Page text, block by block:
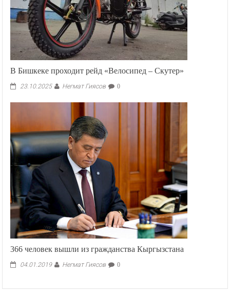
В Бишкеке проходит рейд «Велосипед – Скутер»
23.10.2025 Негмат Гиясов 0
366 человек вышли из гражданства Кыргызстана
04.01.2019 Негмат Гиясов 0